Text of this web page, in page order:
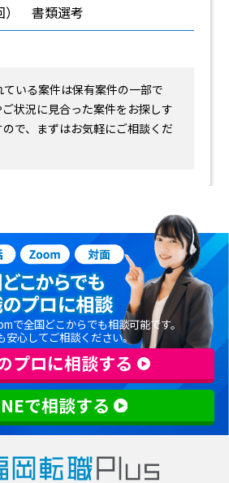
） 書類選考
いる案件は保有案件の一部で
状況に見合った案件をお探しす
で、まずはお気軽にご相談くだ
で全国どこからでも相談可能です。
心してご相談ください。
プロに相談する
で相談する